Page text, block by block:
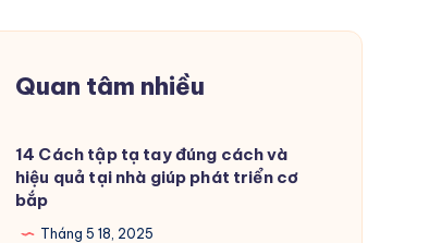
Quan tâm nhiều
14 Cách tập tạ tay đúng cách và
hiệu quả tại nhà giúp phát triển cơ
bắp
Tháng 5 18, 2025